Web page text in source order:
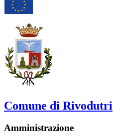
Comune di Rivodutri
Amministrazione